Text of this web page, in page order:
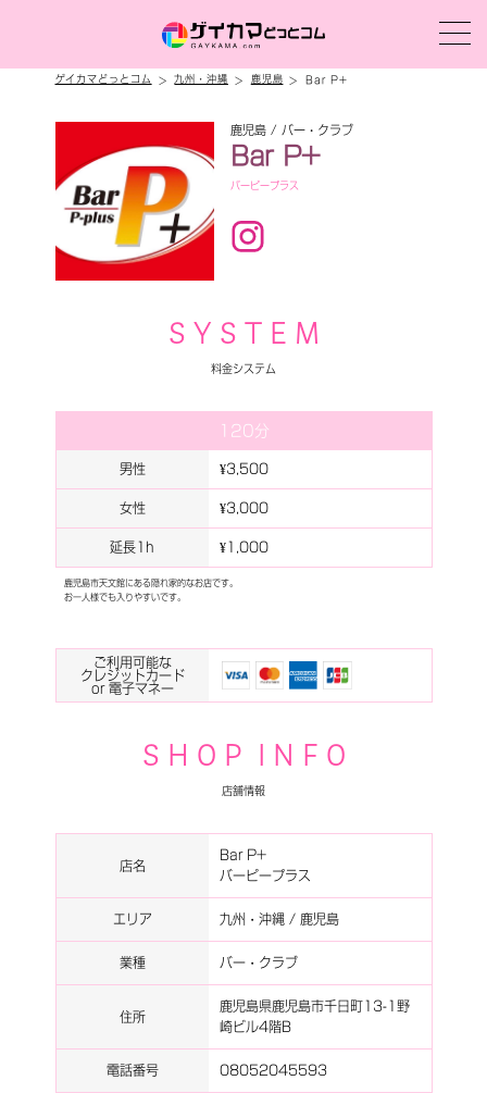
ゲイカマどっとコム 九州・沖縄 鹿児島 Bar P+
鹿児島 / バー・クラブ
Bar P+
バーピープラス
S Y S T E M
料金システム
120分
男性 ¥3,500
女性 ¥3,000
延長1h ¥1,000
鹿児島市天文館にある隠れ家的なお店です。
お一人様でも入りやすいです。
ご利用可能な
クレジットカード
or 電子マネー
S H O P I N F O
店舗情報
店名
Bar P+
バーピープラス
エリア 九州・沖縄 / 鹿児島
業種 バー・クラブ
住所
鹿児島県鹿児島市千日町13-1野
崎ビル4階B
電話番号 08052045593